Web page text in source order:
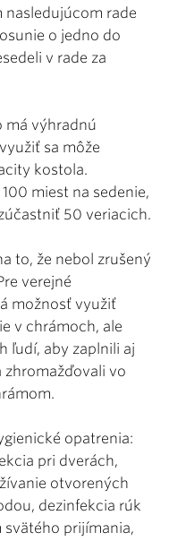
nasledujúcom rade
o jedno do
v rade za
má výhradnú
sa môže
kostola.
miest na sedenie,
50 veriacich.
to, že nebol zrušený
verejné
možnosť využiť
v chrámoch, ale
ľudí, aby zaplnili aj
zhromažďovali vo
opatrenia:
pri dverách,
otvorených
dezinfekcia rúk
prijímania,